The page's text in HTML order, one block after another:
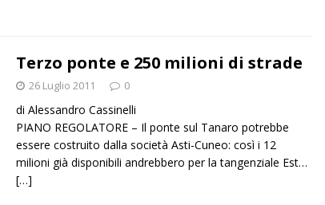
Terzo ponte e 250 milioni di strade
26 Luglio 2011 0
di Alessandro Cassinelli
PIANO REGOLATORE – Il ponte sul Tanaro potrebbe
essere costruito dalla società Asti-Cuneo: così i 12
milioni già disponibili andrebbero per la tangenziale Est…
[…]